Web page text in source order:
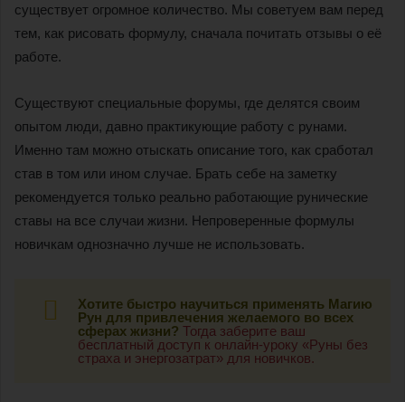
существует огромное количество. Мы советуем вам перед
тем, как рисовать формулу, сначала почитать отзывы о её
работе.
Существуют специальные форумы, где делятся своим
опытом люди, давно практикующие работу с рунами.
Именно там можно отыскать описание того, как сработал
став в том или ином случае. Брать себе на заметку
рекомендуется только реально работающие рунические
ставы на все случаи жизни. Непроверенные формулы
новичкам однозначно лучше не использовать.
Хотите быстро научиться применять Магию
Рун для привлечения желаемого во всех
сферах жизни? Тогда заберите ваш
бесплатный доступ к онлайн-уроку «Руны без
страха и энергозатрат» для новичков.